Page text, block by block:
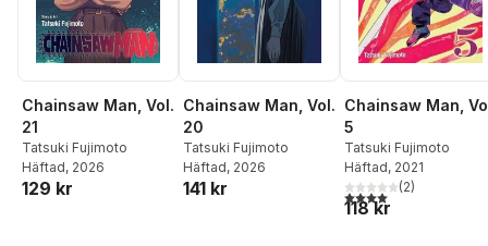
Chainsaw Man, Vol.
21
Tatsuki Fujimoto
Häftad, 2026
129 kr
Chainsaw Man, Vol.
20
Tatsuki Fujimoto
Häftad, 2026
141 kr
Chainsaw Man,
5
Tatsuki Fujimoto
Häftad, 2021
4,0utav 5 stjärnor.
(2)
118 kr